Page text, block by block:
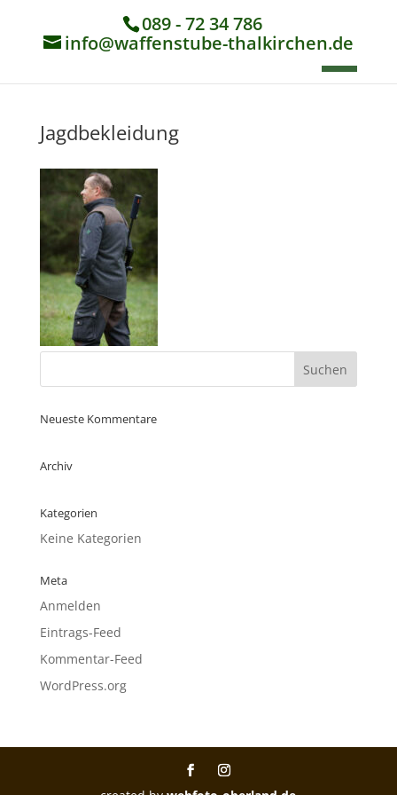
089 - 72 34 786
info@waffenstube-thalkirchen.de
Jagdbekleidung
Neueste Kommentare
Archiv
Kategorien
Keine Kategorien
Meta
Anmelden
Eintrags-Feed
Kommentar-Feed
WordPress.org